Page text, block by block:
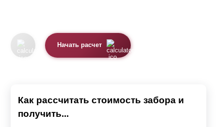
Начать расчет
Как рассчитать стоимость забора и
получить...